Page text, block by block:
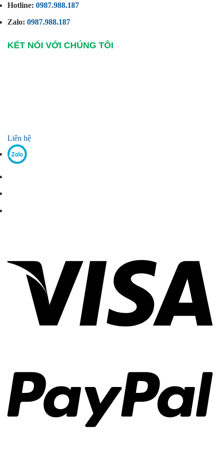
Hotline: 0987.988.187
Zalo: 0987.988.187
KẾT NỐI VỚI CHÚNG TÔI
Liên hệ